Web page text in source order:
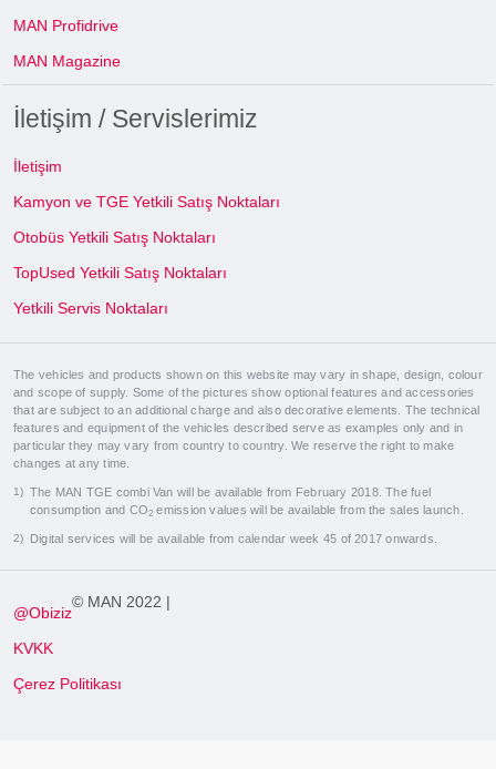
MAN Profidrive
MAN Magazine
İletişim / Servislerimiz
İletişim
Kamyon ve TGE Yetkili Satış Noktaları
Otobüs Yetkili Satış Noktaları
TopUsed Yetkili Satış Noktaları
Yetkili Servis Noktaları
The vehicles and products shown on this website may vary in shape, design, colour
and scope of supply. Some of the pictures show optional features and accessories
that are subject to an additional charge and also decorative elements. The technical
features and equipment of the vehicles described serve as examples only and in
particular they may vary from country to country. We reserve the right to make
changes at any time.
The MAN TGE combi Van will be available from February 2018. The fuel
consumption and CO2 emission values will be available from the sales launch.
Digital services will be available from calendar week 45 of 2017 onwards.
© MAN 2022 |
@Obiziz
KVKK
Çerez Politikası